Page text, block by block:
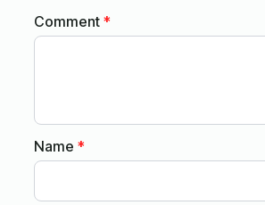
Comment *
Name *